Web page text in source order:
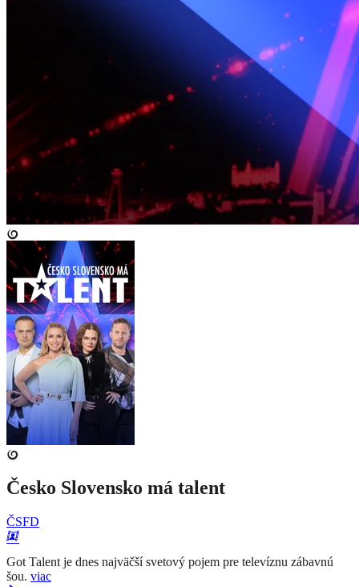
Česko Slovensko má talent
ČSFD
Got Talent je dnes najväčší svetový pojem pre televíznu zábavnú
šou. viac